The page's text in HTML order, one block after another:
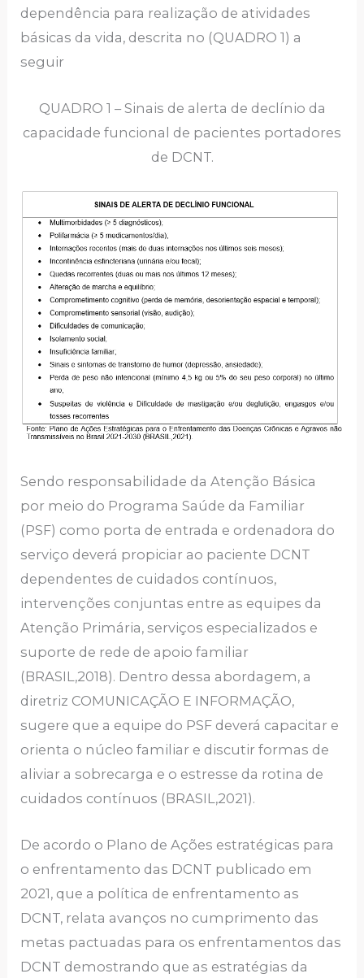
dependência para realização de atividades
básicas da vida, descrita no (QUADRO 1) a
seguir
QUADRO 1 – Sinais de alerta de declínio da
capacidade funcional de pacientes portadores
de DCNT.
Sendo responsabilidade da Atenção Básica
por meio do Programa Saúde da Familiar
(PSF) como porta de entrada e ordenadora do
serviço deverá propiciar ao paciente DCNT
dependentes de cuidados contínuos,
intervenções conjuntas entre as equipes da
Atenção Primária, serviços especializados e
suporte de rede de apoio familiar
(BRASIL,2018). Dentro dessa abordagem, a
diretriz COMUNICAÇÃO E INFORMAÇÃO,
sugere que a equipe do PSF deverá capacitar e
orienta o núcleo familiar e discutir formas de
aliviar a sobrecarga e o estresse da rotina de
cuidados contínuos (BRASIL,2021).
De acordo o Plano de Ações estratégicas para
o enfrentamento das DCNT publicado em
2021, que a política de enfrentamento as
DCNT, relata avanços no cumprimento das
metas pactuadas para os enfrentamentos das
DCNT demostrando que as estratégias da